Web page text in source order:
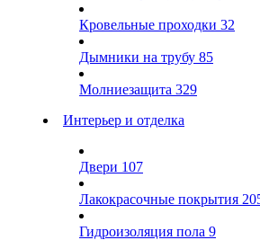
Кровельные проходки 32
Дымники на трубу 85
Молниезащита 329
Интерьер и отделка
Двери 107
Лакокрасочные покрытия
Гидроизоляция пола 9